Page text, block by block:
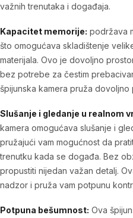
važnih trenutaka i događaja.
Kapacitet memorije: podržava
što omogućava skladištenje
materijala. Ovo je dovoljno
bez potrebe za čestim
špijunska kamera pruža dovoljno
Slušanje i gledanje u realnom
kamera omogućava slušanje i
pružajući vam mogućnost da
trenutku kada se događa. Bez
propustiti nijedan važan detalj.
nadzor i pruža vam potpunu
Potpuna bešumnost: Ova